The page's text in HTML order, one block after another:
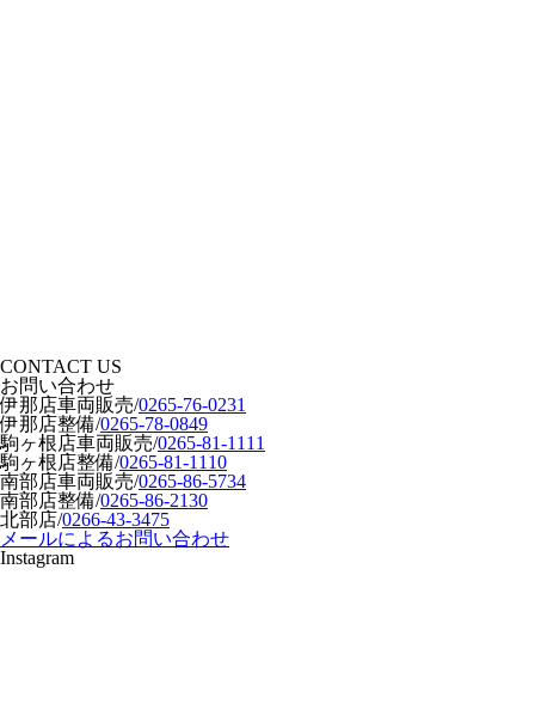
CONTACT US
お問い合わせ
伊那店車両販売/0265-76-0231
伊那店整備/0265-78-0849
駒ヶ根店車両販売/0265-81-1111
駒ヶ根店整備/0265-81-1110
南部店車両販売/0265-86-5734
南部店整備/0265-86-2130
北部店/0266-43-3475
メールによるお問い合わせ
Instagram